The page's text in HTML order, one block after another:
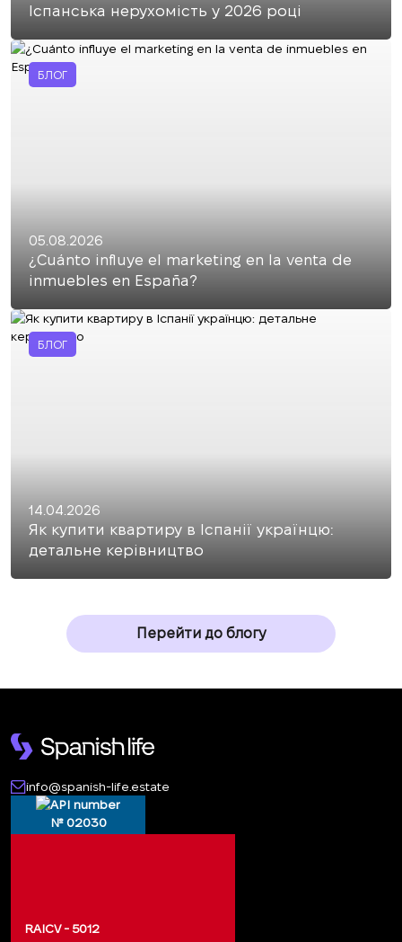
Іспанська нерухомість у 2026 році
БЛОГ
05.08.2026
¿Cuánto influye el marketing en la venta de
inmuebles en España?
БЛОГ
14.04.2026
Як купити квартиру в Іспанії українцю:
детальне керівництво
Перейти до блогу
info@spanish-life.estate
№ 02030
RAICV - 5012